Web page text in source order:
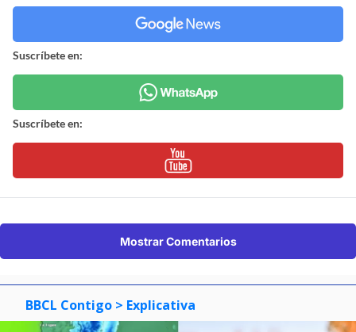
Suscríbete en:
Suscríbete en:
Mostrar Comentarios
BBCL Contigo > Explicativa